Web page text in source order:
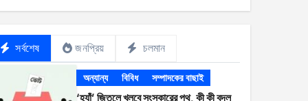
সর্বশেষ জনপ্রিয় চলমান
অন্যান্য বিবিধ সম্পাদকের বাছাই
‘হ্যাঁ’ জিতলে খুলবে সংস্কারের পথ, কী কী বদল